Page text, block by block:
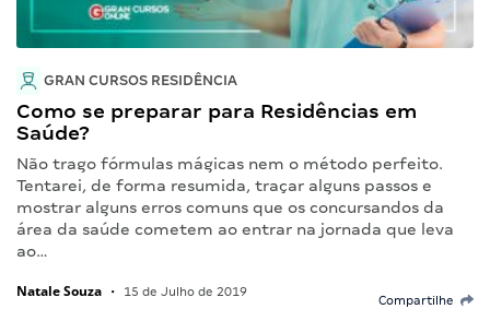
GRAN CURSOS RESIDÊNCIA
Como se preparar para Residências em
Saúde?
Não trago fórmulas mágicas nem o método perfeito.
Tentarei, de forma resumida, traçar alguns passos e
mostrar alguns erros comuns que os concursandos da
área da saúde cometem ao entrar na jornada que leva
ao…
Natale Souza • 15 de Julho de 2019
Compartilhe